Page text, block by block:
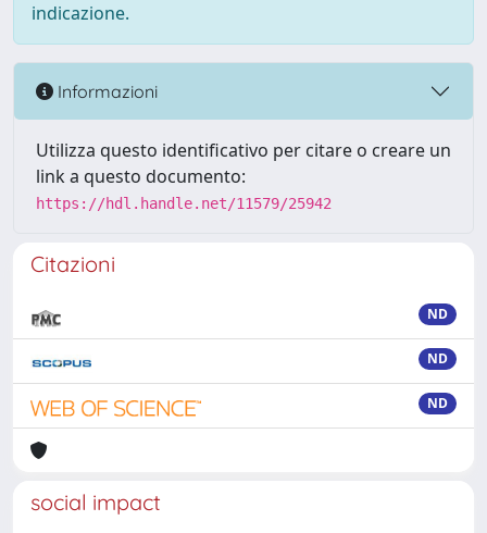
indicazione.
Informazioni
Utilizza questo identificativo per citare o creare un
link a questo documento:
https://hdl.handle.net/11579/25942
Citazioni
ND
ND
ND
social impact